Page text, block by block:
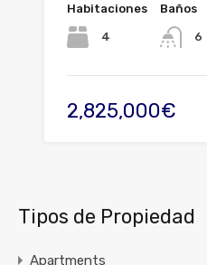
Habitaciones
4
Baños
6
2,825,000€
Tipos de Propiedad
Apartments